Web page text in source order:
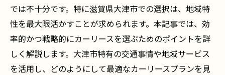
では不十分です。特に滋賀県大津市での選択は、地域特
性を最大限活かすことが求められます。本記事では、効
率的かつ戦略的にカーリースを選ぶためのポイントを詳
しく解説します。大津市特有の交通事情や地域サービス
を活用し、どのようにして最適なカーリースプランを見